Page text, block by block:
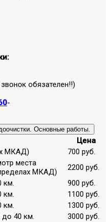
обязателен!!)
-
Основные работы.
Цена
МКАД)
700 руб.
места
МКАД)
2200 руб.
км.
900 руб.
км.
1100 руб.
км.
1300 руб.
40 км.
3000 руб.